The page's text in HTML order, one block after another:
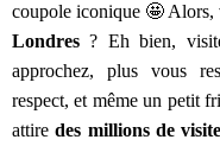
coupole iconique 🤩 Alors,
Londres ? Eh bien,
approchez, plus vous
respect, et même un petit
attiredes millions de